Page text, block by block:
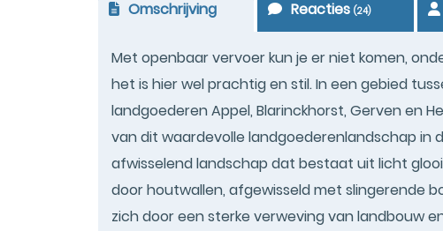
Omschrijving Reacties(24)
Met openbaar vervoer kun je er niet komen,
het is hier wel prachtig en stil. In een gebied
landgoederen Appel, Blarinckhorst, Gerven en
van dit waardevolle landgoederenlandschap in
afwisselend landschap dat bestaat uit licht
door houtwallen, afgewisseld met slingerende
zich door een sterke verweving van landbouw